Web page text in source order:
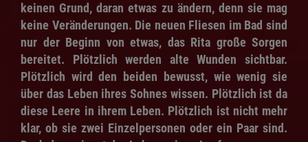
keinen Grund, daran etwas zu ändern, denn sie mag
keine Veränderungen. Die neuen Fliesen im Bad sind
nur der Beginn von etwas, das Rita große Sorgen
bereitet. Plötzlich werden alte Wunden sichtbar.
Plötzlich wird den beiden bewusst, wie wenig sie
über das Leben ihres Sohnes wissen. Plötzlich ist da
diese Leere in ihrem Leben. Plötzlich ist nicht mehr
klar, ob sie zwei Einzelpersonen oder ein Paar sind.